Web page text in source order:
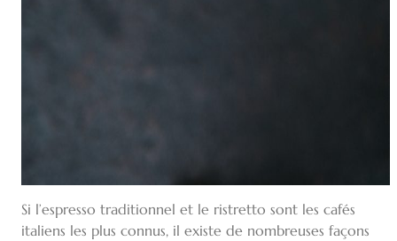
Si l’espresso traditionnel et le ristretto sont les cafés
italiens les plus connus, il existe de nombreuses façons